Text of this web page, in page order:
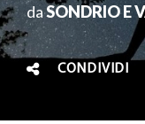
daSONDRIO E
CONDIVIDI